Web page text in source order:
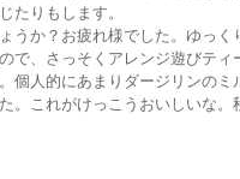
たりもします。
うか？お疲れ様でした。ゆっく
で、さっそくアレンジ遊びティ
個人的にあまりダージリンのミ
。これがけっこうおいしいな